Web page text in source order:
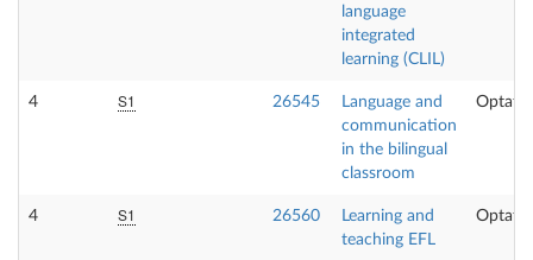
language
integrated
learning (CLIL)
4 S1 26545
Language and
communication
in the bilingual
classroom
4 S1 26560
Learning and
teaching EFL